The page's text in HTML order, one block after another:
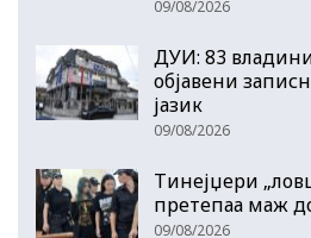
09/08/2026
ДУИ: 83
објавени
јазик
09/08/2026
Тинејџери
претепаа маж
09/08/2026